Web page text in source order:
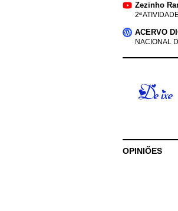
Zezinho
2ª
ACERVO
NACIONAL
OPINIÕES